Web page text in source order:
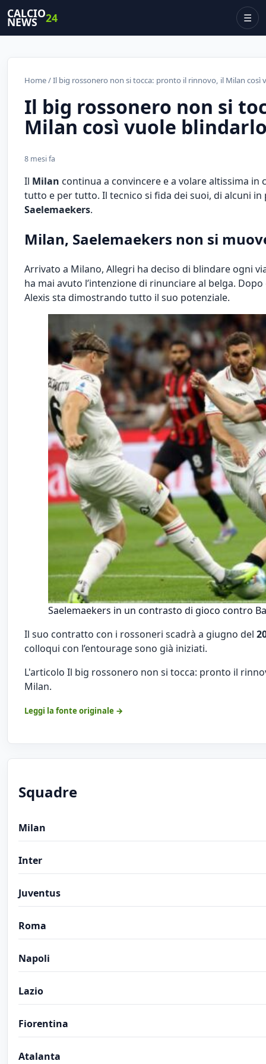
CALCIO
NEWS 24 ☰
Home/ Il big rossonero non si tocca: pronto il rinnovo, il Milan così
Il big rossonero non si
Milan così vuole
8 mesi fa
Il Milan continua a convincere e a volare altissima in
tutto e per tutto. Il tecnico si fida dei suoi, di alcuni
Saelemaekers.
Milan, Saelemaekers non si
Arrivato a Milano, Allegri ha deciso di blindare ogni
ha mai avuto l’intenzione di rinunciare al belga.
Alexis sta dimostrando tutto il suo potenziale.
Saelemaekers in un contrasto di gioco contro
Il suo contratto con i rossoneri scadrà a giugno del
colloqui con l’entourage sono già iniziati.
L'articolo Il big rossonero non si tocca: pronto il
Milan.
Leggi la fonte originale →
Squadre
Milan
Inter
Juventus
Roma
Napoli
Lazio
Fiorentina
Atalanta